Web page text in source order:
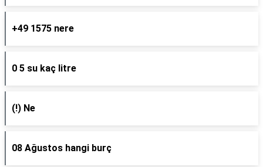
+49 1575 nere
0 5 su kaç litre
(!) Ne
08 Ağustos hangi burç